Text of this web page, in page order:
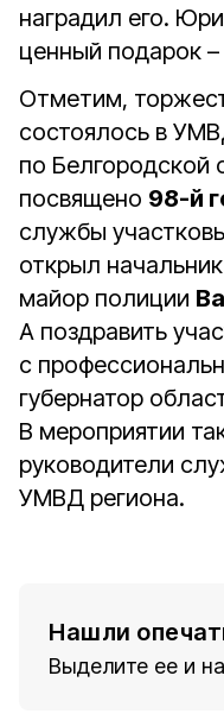
наградил его.
ценный подарок
Отметим,
состоялось в
по Белгородской
посвящено 98-й
службы
открыл
майор полиции
А поздравить
с
губернатор
В мероприятии
руководители
УМВД региона.
Нашли
Выделите ее и